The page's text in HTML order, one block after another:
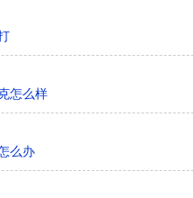
怎么样
么办